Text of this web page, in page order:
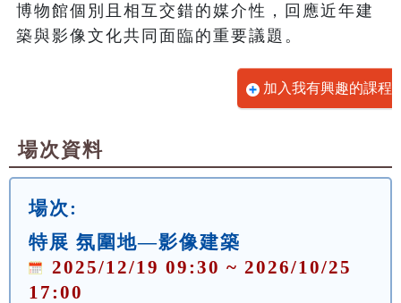
博物館個別且相互交錯的媒介性，回應近年建
築與影像文化共同面臨的重要議題。
加入我有興趣的課程
場次資料
場次:
特展 氛圍地—影像建築
2025/12/19 09:30 ~ 2026/10/25
17:00